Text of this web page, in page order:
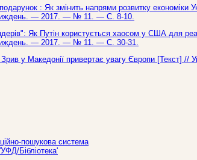
: Як змінить напрями розвитку
— 2017. — № 11. — С. 8-10.
Як Путін користується хаосом у США для
— 2017. — № 11. — С. 30-31.
Зрив у Македонії привертає увагу Європи
пошукова система
'УФД/Бібліотека'